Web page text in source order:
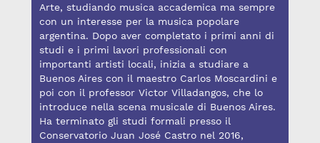
Arte, studiando musica accademica ma sempre
con un interesse per la musica popolare
argentina. Dopo aver completato i primi anni di
studi e i primi lavori professionali con
importanti artisti locali, inizia a studiare a
Buenos Aires con il maestro Carlos Moscardini e
poi con il professor Victor Villadangos, che lo
introduce nella scena musicale di Buenos Aires.
Ha terminato gli studi formali presso il
Conservatorio Juan José Castro nel 2016,